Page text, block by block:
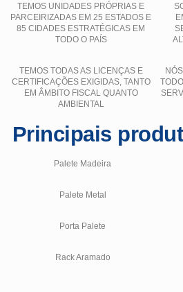
TEMOS UNIDADES PRÓPRIAS E
PARCEIRIZADAS EM 25 ESTADOS E
85 CIDADES ESTRATÉGICAS EM
TODO O PAÍS
TEMOS TODAS AS LICENÇAS E
CERTIFICAÇÕES EXIGIDAS, TANTO
EM ÂMBITO FISCAL QUANTO
AMBIENTAL
Principais
Palete Madeira
Palete Metal
Porta Palete
Rack Aramado